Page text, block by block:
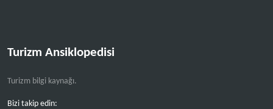
Turizm Ansiklopedisi
Turizm bilgi kaynağı.
Bizi takip edin: